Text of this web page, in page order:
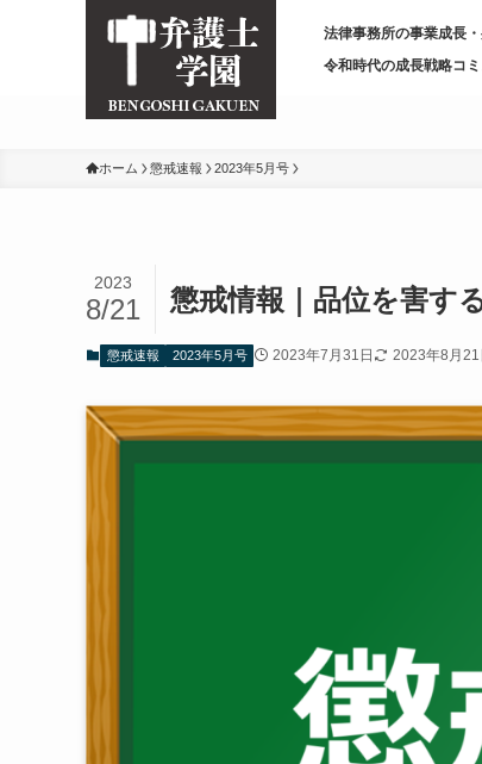
法律事務所の事業成長
令和時代の成長戦略コ
ホーム 懲戒速報 2023年5月号
懲戒情報｜品位を害す
2023
8/21
懲戒速報 2023年5月号 2023年7月31日 2023年8月21